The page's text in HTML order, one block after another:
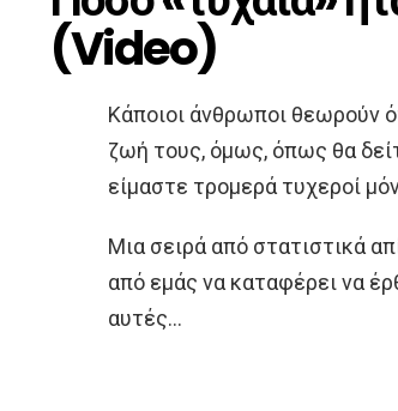
(Video)
Κάποιοι άνθρωποι θεωρούν
ζωή τους, όμως, όπως θα
είμαστε τρομερά τυχεροί
Μια σειρά από στατιστικά
από εμάς να καταφέρει να
αυτές…